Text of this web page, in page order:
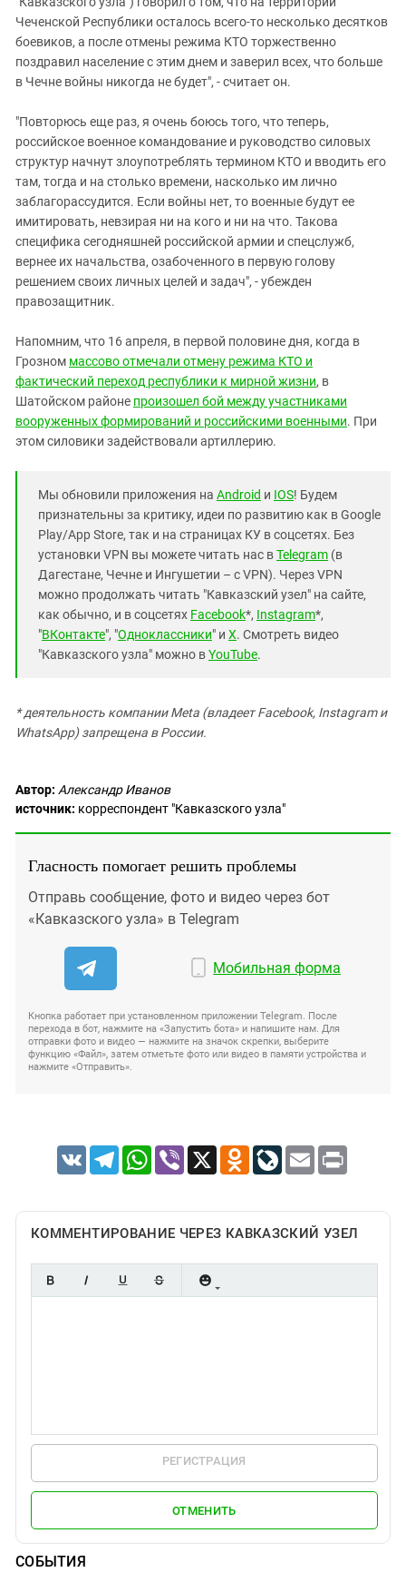
Чеченской Республики осталось всего-то несколько десятков
боевиков, а после отмены режима КТО торжественно
поздравил население с этим днем и заверил всех, что больше
в Чечне войны никогда не будет", - считает он.
"Повторюсь еще раз, я очень боюсь того, что теперь,
российское военное командование и руководство силовых
структур начнут злоупотреблять термином КТО и вводить его
там, тогда и на столько времени, насколько им лично
заблагорассудится. Если войны нет, то военные будут ее
имитировать, невзирая ни на кого и ни на что. Такова
специфика сегодняшней российской армии и спецслужб,
вернее их начальства, озабоченного в первую голову
решением своих личных целей и задач", - убежден
правозащитник.
Напомним, что 16 апреля, в первой половине дня, когда в
Грозном массово отмечали отмену режима КТО и
фактический переход республики к мирной жизни, в
Шатойском районе произошел бой между участниками
вооруженных формирований и российскими военными. При
этом силовики задействовали артиллерию.
Мы обновили приложения на Android и IOS! Будем
признательны за критику, идеи по развитию как в Google
Play/App Store, так и на страницах КУ в соцсетях. Без
установки VPN вы можете читать нас вTelegram (в
Дагестане, Чечне и Ингушетии – с VPN). Через VPN
можно продолжать читать "Кавказский узел" на сайте,
как обычно, и в соцсетях Facebook*, Instagram*,
"ВКонтакте", "Одноклассники" и X. Смотреть видео
"Кавказского узла" можно вYouTube.
* деятельность компании Meta (владеет Facebook, Instagram и
WhatsApp) запрещена в России.
Автор: Александр Иванов
источник: корреспондент "Кавказского узла"
Гласность помогает решить проблемы
Отправь сообщение, фото и видео через бот
«Кавказского узла» в Telegram
Мобильная форма
Кнопка работает при установленном приложении Telegram. После
перехода в бот, нажмите на «Запустить бота» и напишите нам. Для
отправки фото и видео — нажмите на значок скрепки, выберите
функцию «Файл», затем отметьте фото или видео в памяти устройства и
нажмите «Отправить».
VK TelegramWhatsApp
Viber X Odnoklassniki
LiveJournal
Email Print
КОММЕНТИРОВАНИЕ ЧЕРЕЗ КАВКАЗСКИЙ УЗЕЛ
РЕГИСТРАЦИЯ
ОТМЕНИТЬ
СОБЫТИЯ